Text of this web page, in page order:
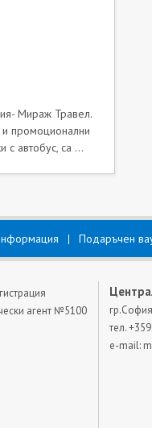
Мираж Травел.
и промоционални
с автобус, са ...
Подаръчен
агент №5100
тел.
e-mail: